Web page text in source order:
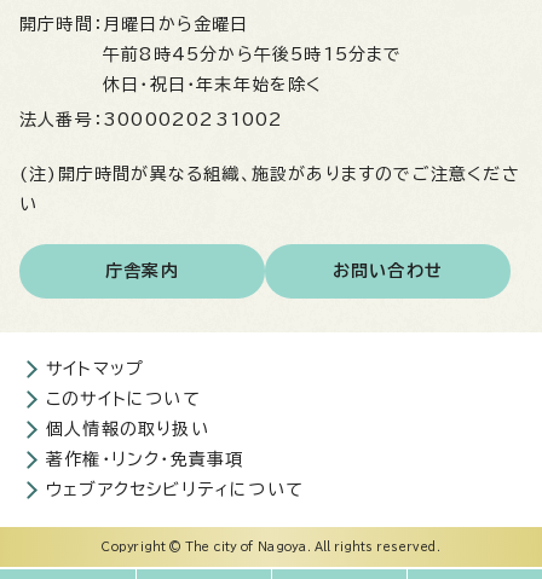
開庁時間： 月曜日から金曜日
午前8時45分から午後5時15分まで
休日・祝日・年末年始を除く
法人番号： 3000020231002
(注)開庁時間が異なる組織、施設がありますのでご注意くださ
い
庁舎案内 お問い合わせ
サイトマップ
このサイトについて
個人情報の取り扱い
著作権・リンク・免責事項
ウェブアクセシビリティについて
Copyright © The city of Nagoya. All rights reserved.